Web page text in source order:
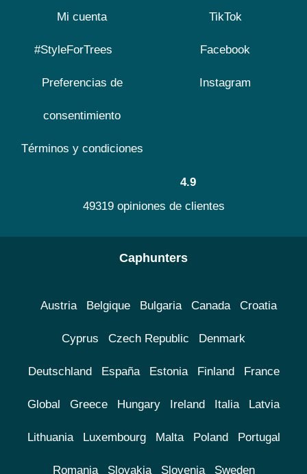
Mi cuenta
#StyleForTrees
Preferencias de
consentimiento
Términos y condiciones
TikTok
Facebook
Instagram
4.9
49319 opiniones de clientes
Caphunters
Austria Belgique Bulgaria Canada Croatia
Cyprus Czech Republic Denmark
Deutschland España Estonia Finland France
Global Greece Hungary Ireland Italia Latvia
Lithuania Luxembourg Malta Poland Portugal
Romania Slovakia Slovenia Sweden